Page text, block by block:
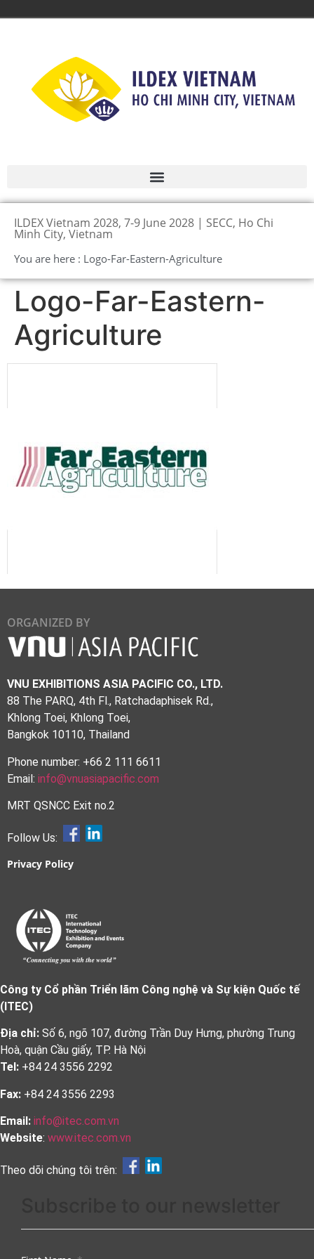
ILDEX Vietnam 2028, 7-9 June 2028 | SECC, Ho Chi
Minh City, Vietnam
You are here : Logo-Far-Eastern-Agriculture
Logo-Far-Eastern-
Agriculture
ORGANIZED BY
VNU EXHIBITIONS ASIA PACIFIC CO., LTD.
88 The PARQ, 4th Fl., Ratchadaphisek Rd.,
Khlong Toei, Khlong Toei,
Bangkok 10110, Thailand
Phone number: +66 2 111 6611
Email: info@vnuasiapacific.com
MRT QSNCC Exit no.2
Follow Us:
Privacy Policy
Công ty Cổ phần Triển lãm Công nghệ và Sự kiện Quốc tế
(ITEC)
Địa chỉ: Số 6, ngõ 107, đường Trần Duy Hưng, phường Trung
Hoà, quận Cầu giấy, TP. Hà Nội
Tel: +84 24 3556 2292
Fax: +84 24 3556 2293
Email: info@itec.com.vn
Website: www.itec.com.vn
Theo dõi chúng tôi trên: